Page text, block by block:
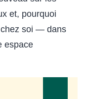
et, pourquoi
chez soi — dans
espace